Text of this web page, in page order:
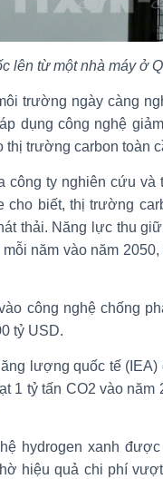
lên từ một nhà máy ở
trường ngày càng
dụng công nghệ
thị trường carbon toàn
công ty nghiên cứu
cho biết, thị trường
thải. Năng lực thu
mỗi năm vào năm
công nghệ chống
tỷ USD.
lượng quốc tế
1 tỷ tấn CO2 vào năm
hydrogen xanh
hiệu quả chi phí